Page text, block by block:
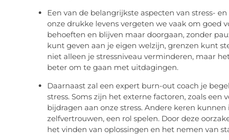
Een van de belangrijkste aspecten van stress-
onze drukke levens vergeten we vaak om goed
behoeften en blijven maar doorgaan, zonder
kunt geven aan je eigen welzijn, grenzen kunt
niet alleen je stressniveau verminderen, maar
beter om te gaan met uitdagingen.
Daarnaast zal een expert burn-out coach je
stress. Soms zijn het externe factoren, zoals
bijdragen aan onze stress. Andere keren
zelfvertrouwen, een rol spelen. Door deze
het vinden van oplossingen en het nemen van